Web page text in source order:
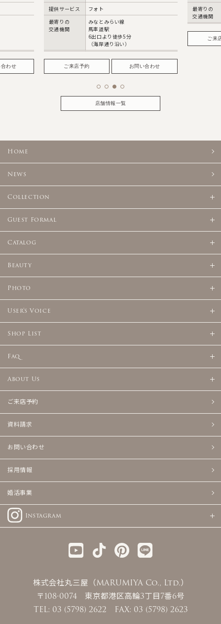
わせ
提供サービス
フォト
最寄りの
交通機関
みなとみらい線
馬車道駅
6出口より徒歩5分
（海岸通り沿い）
ご来店予約 お問い合わせ
最寄りの
交通機関
ご来
店舗情報一覧
Home
News
Collection
Guest Formal
Catalog
Beauty
Photo
User's Voice
Shop List
Faq
About Us
ご来店予約
資料請求
お問い合わせ
採用情報
婚活事業
Instagram
株式会社丸三屋（MARUMIYA Co., Ltd.）
〒108-0074 東京都港区高輪3丁目7番6号
TEL: 03 (5798) 2622 FAX: 03 (5798) 2623